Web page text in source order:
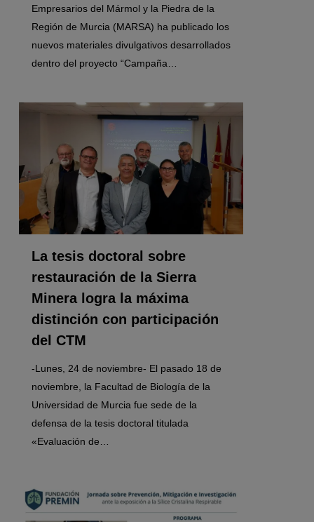
Empresarios del Mármol y la Piedra de la
Región de Murcia (MARSA) ha publicado los
nuevos materiales divulgativos desarrollados
dentro del proyecto “Campaña…
La tesis doctoral sobre
restauración de la Sierra
Minera logra la máxima
distinción con participación
del CTM
-Lunes, 24 de noviembre- El pasado 18 de
noviembre, la Facultad de Biología de la
Universidad de Murcia fue sede de la
defensa de la tesis doctoral titulada
«Evaluación de…